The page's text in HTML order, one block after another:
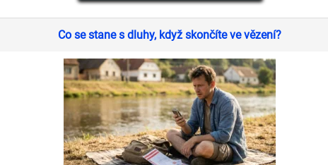
Co se stane s dluhy, když skončíte ve vězení?